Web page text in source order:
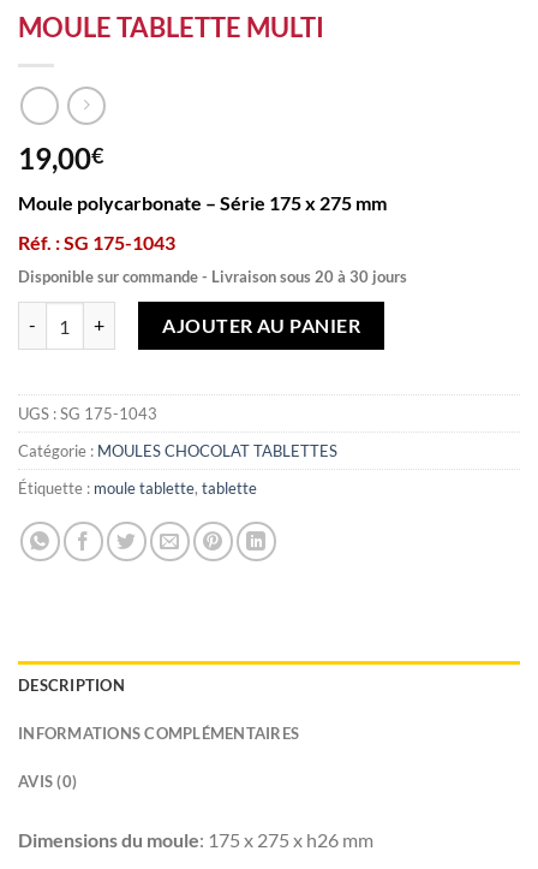
MOULE TABLETTE MULTI
19,00€
Moule polycarbonate – Série 175 x 275 mm
Réf. : SG 175-1043
Disponible sur commande - Livraison sous 20 à 30 jours
AJOUTER AU PANIER
UGS :SG 175-1043
Catégorie : MOULES CHOCOLAT TABLETTES
Étiquette : moule tablette, tablette
DESCRIPTION
INFORMATIONS COMPLÉMENTAIRES
AVIS (0)
Dimensions du moule: 175 x 275 x h26 mm